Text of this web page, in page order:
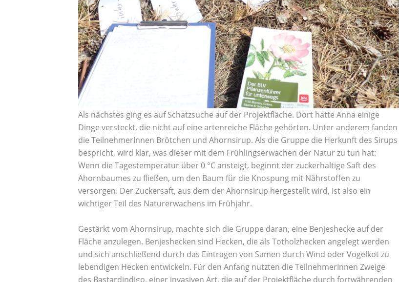
Als nächstes ging es auf Schatzsuche auf der Projektfläche. Dort hatte Anna einige
Dinge versteckt, die nicht auf eine artenreiche Fläche gehörten. Unter anderem fanden
die TeilnehmerInnen Brötchen und Ahornsirup. Als die Gruppe die Herkunft des Sirups
bespricht, wird klar, was dieser mit dem Frühlingserwachen der Natur zu tun hat:
Wenn die Tagestemperatur über 0 °C ansteigt, beginnt der zuckerhaltige Saft des
Ahornbaumes zu fließen, um den Baum für die Knospung mit Nährstoffen zu
versorgen. Der Zuckersaft, aus dem der Ahornsirup hergestellt wird, ist also ein
wichtiger Teil des Naturerwachens im Frühjahr.
Gestärkt vom Ahornsirup, machte sich die Gruppe daran, eine Benjeshecke auf der
Fläche anzulegen. Benjeshecken sind Hecken, die als Totholzhecken angelegt werden
und sich anschließend durch das Eintragen von Samen durch Wind oder Vogelkot zu
lebendigen Hecken entwickeln. Für den Anfang nutzten die TeilnehmerInnen Zweige
des Bastardindigo, einer invasiven Art, die auf der Projektfläche durch fortwährenden